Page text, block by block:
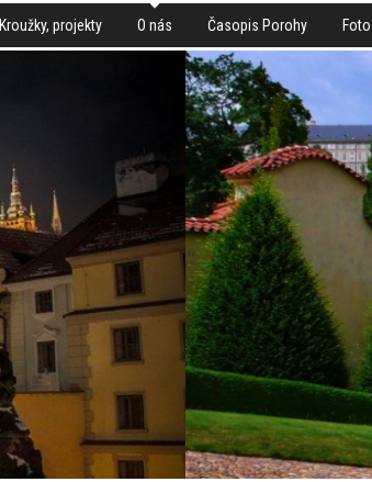
Kroužky, projekty O nás Časopis Porohy Foto